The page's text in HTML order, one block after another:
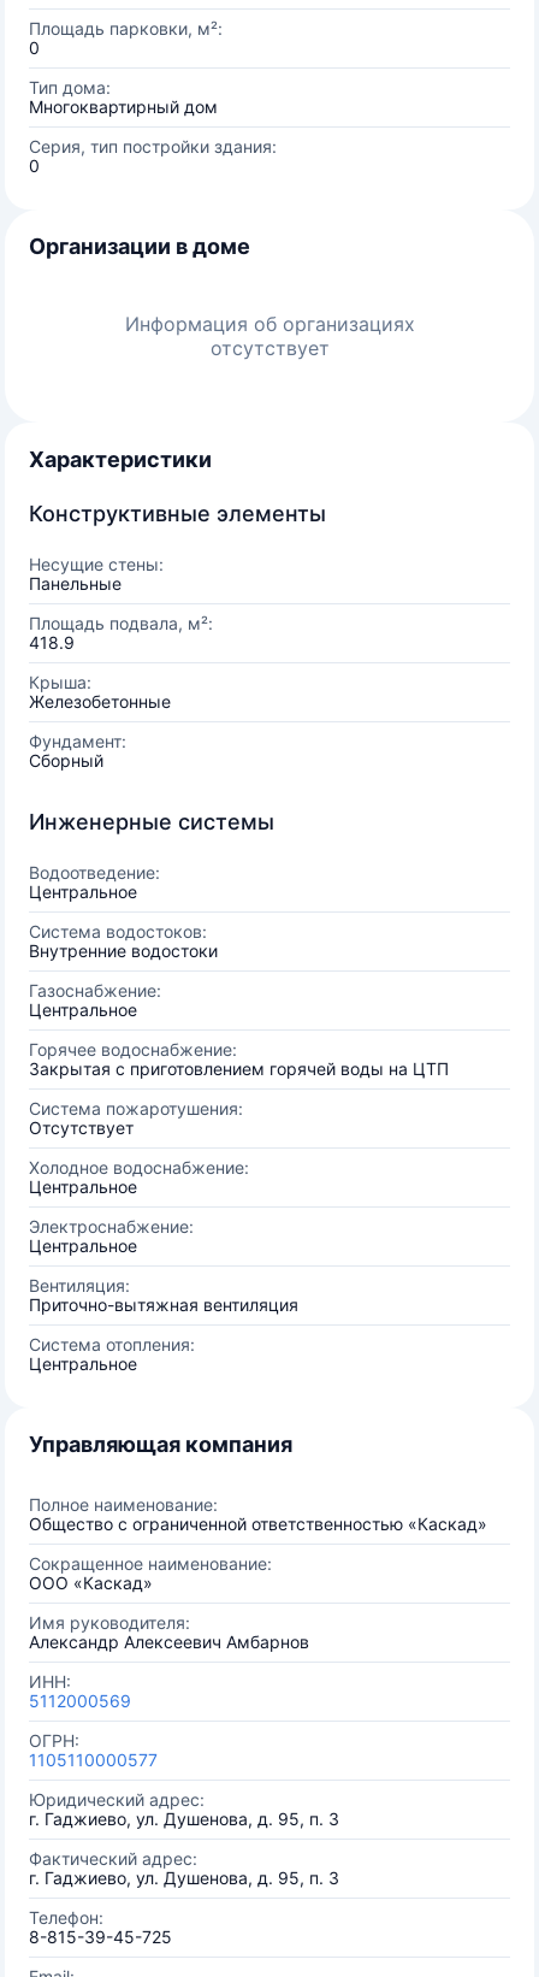
Площадь парковки, м²:
0
Тип дома:
Многоквартирный дом
Серия, тип постройки здания:
0
Организации в доме
Информация об организациях
отсутствует
Характеристики
Конструктивные элементы
Несущие стены:
Панельные
Площадь подвала, м²:
418.9
Крыша:
Железобетонные
Фундамент:
Сборный
Инженерные системы
Водоотведение:
Центральное
Система водостоков:
Внутренние водостоки
Газоснабжение:
Центральное
Горячее водоснабжение:
Закрытая с приготовлением горячей воды на ЦТП
Система пожаротушения:
Отсутствует
Холодное водоснабжение:
Центральное
Электроснабжение:
Центральное
Вентиляция:
Приточно-вытяжная вентиляция
Система отопления:
Центральное
Управляющая компания
Полное наименование:
Общество с ограниченной ответственностью «Каскад»
Сокращенное наименование:
ООО «Каскад»
Имя руководителя:
Александр Алексеевич Амбарнов
ИНН:
5112000569
ОГРН:
1105110000577
Юридический адрес:
г. Гаджиево, ул. Душенова, д. 95, п. 3
Фактический адрес:
г. Гаджиево, ул. Душенова, д. 95, п. 3
Телефон:
8-815-39-45-725